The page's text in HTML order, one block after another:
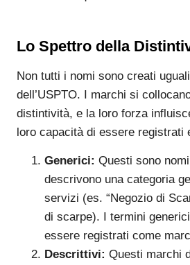
Lo Spettro della
Non tutti i nomi sono creati
dell’USPTO. I marchi si
distintività, e la loro forza
loro capacità di essere registrati
Generici: Questi sono
descrivono una categoria
servizi (es. “Negozio di
di scarpe). I termini
essere registrati come
Descrittivi: Questi marchi